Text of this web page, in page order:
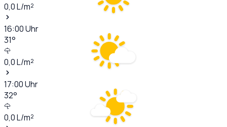
0,0L/m²
16:00Uhr
31°
0,0L/m²
17:00Uhr
32°
0,0L/m²